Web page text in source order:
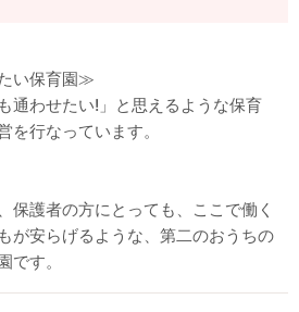
い保育園≫
通わせたい!」と思えるような保育
を行なっています。
保護者の方にとっても、ここで働く
が安らげるような、第二のおうちの
です。